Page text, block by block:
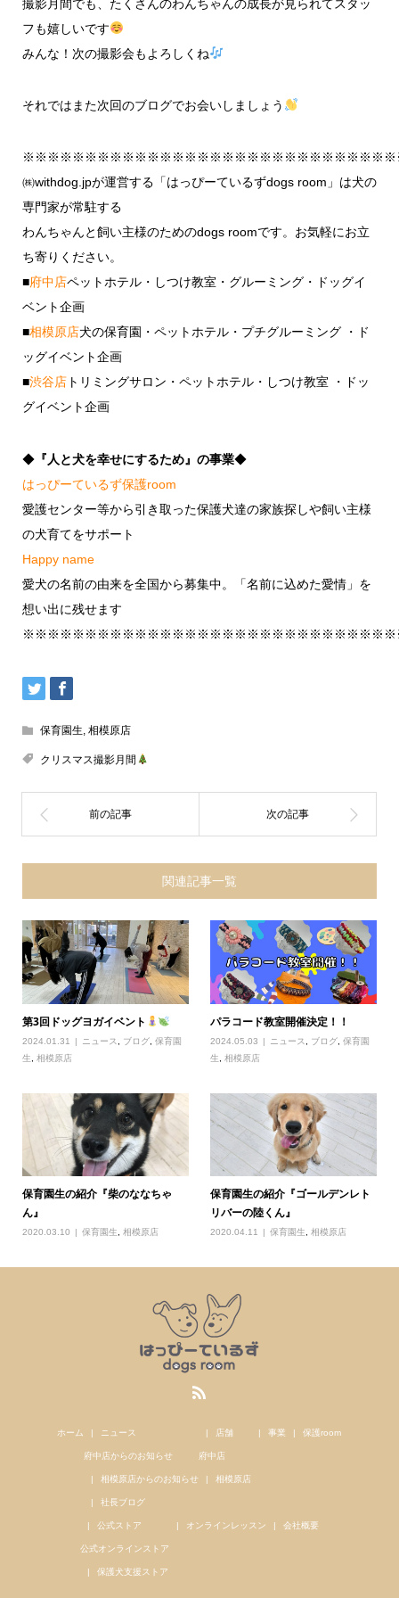
撮影月間でも、たくさんのわんちゃんの成長が見られてスタッ
フも嬉しいです
みんな！次の撮影会もよろしくね
それではまた次回のブログでお会いしましょう
㈱withdog.jpが運営する「はっぴーているずdogs room」は犬の
専門家が常駐する
わんちゃんと飼い主様のためのdogs roomです。お気軽にお立
ち寄りください。
■府中店ペットホテル・しつけ教室・グルーミング・ドッグイ
ベント企画
■相模原店犬の保育園・ペットホテル・プチグルーミング ・ド
ッグイベント企画
■渋谷店トリミングサロン・ペットホテル・しつけ教室 ・ドッ
グイベント企画
◆『人と犬を幸せにするため』の事業◆
はっぴーているず保護room
愛護センター等から引き取った保護犬達の家族探しや飼い主様
の犬育てをサポート
Happy name
愛犬の名前の由来を全国から募集中。「名前に込めた愛情」を
想い出に残せます
保育園生 相模原店
クリスマス撮影月間
関連記事一覧
第3回ドッグヨガイベント
2024.01.31 ニュース ブログ, 保育園
生
相模原店
パラコード教室開催決定！！
2024.05.03 ニュース ブログ ,保育園
生
,相模原店
保育園生の紹介『柴のななちゃ
ん』
2020.03.10 保育園生 相模原店
保育園生の紹介『ゴールデンレト
リバーの陸くん』
2020.04.11 保育園生 ,相模原店
ホーム ニュース
府中店からのお知らせ
相模原店からのお知らせ
社長ブログ
店舗
府中店
相模原店
事業 保護room
公式ストア
公式オンラインストア
保護犬支援ストア
オンラインレッスン 会社概要